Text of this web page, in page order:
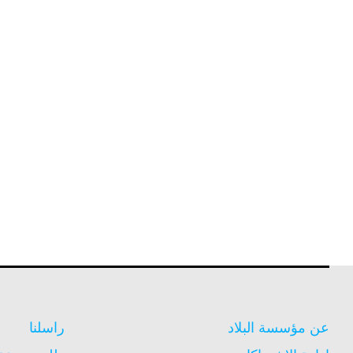
عن مؤسسة البلاد
راسلنا